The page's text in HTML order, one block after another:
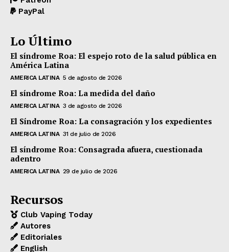
PayPal
Lo Último
El síndrome Roa: El espejo roto de la salud pública en
América Latina
AMERICA LATINA 5 de agosto de 2026
El síndrome Roa: La medida del daño
AMERICA LATINA 3 de agosto de 2026
El Síndrome Roa: La consagración y los expedientes
AMERICA LATINA 31 de julio de 2026
El síndrome Roa: Consagrada afuera, cuestionada
adentro
AMERICA LATINA 29 de julio de 2026
Recursos
Club Vaping Today
Autores
Editoriales
English